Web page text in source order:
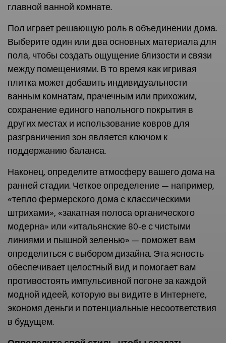
главной ванной комнате.
Пол играет решающую роль в объединении дома.
Выберите один или два основных материала для
пола, чтобы создать ощущение близости и связи
между помещениями. В то время как игривая
плитка может добавить индивидуальности
ванным комнатам, прачечным или прихожим,
сохранение единого напольного покрытия в
других местах и использование ковров для
разграничения зон является ключом к
поддержанию баланса.
Наконец, определите атмосферу вашего дома на
ранней стадии. Четкое определение — например,
«тепло фермерского дома с классическими
штрихами», «закатная полоса органического
модерна» или «итальянские 80-е с чистыми
линиями и пышной зеленью» — поможет вам
определиться с выбором дизайна. Эта ясность
обеспечивает целостный вид и помогает вам
противостоять импульсивной погоне за каждой
модной идеей, которую вы видите в Интернете,
экономя деньги и потенциальные несоответствия
в будущем.